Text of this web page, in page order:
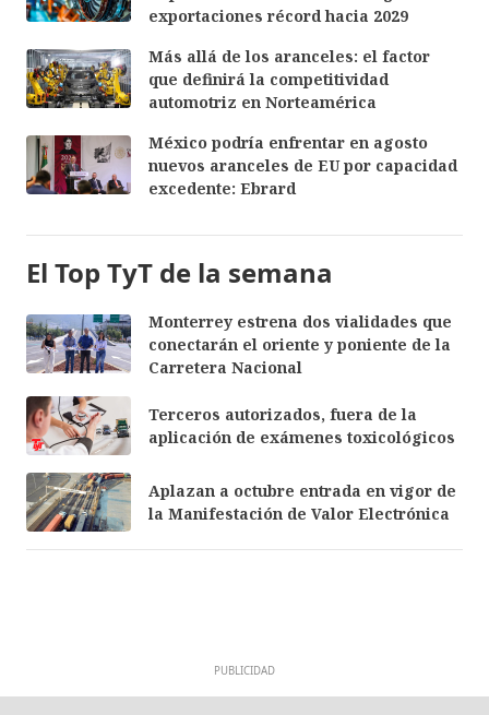
exportaciones récord hacia 2029
Más allá de los aranceles: el factor
que definirá la competitividad
automotriz en Norteamérica
México podría enfrentar en agosto
nuevos aranceles de EU por capacidad
excedente: Ebrard
El Top TyT de la semana
Monterrey estrena dos vialidades que
conectarán el oriente y poniente de la
Carretera Nacional
Terceros autorizados, fuera de la
aplicación de exámenes toxicológicos
Aplazan a octubre entrada en vigor de
la Manifestación de Valor Electrónica
PUBLICIDAD